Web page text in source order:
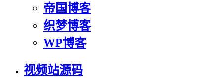
帝国博客
织梦博客
WP博客
视频站源码